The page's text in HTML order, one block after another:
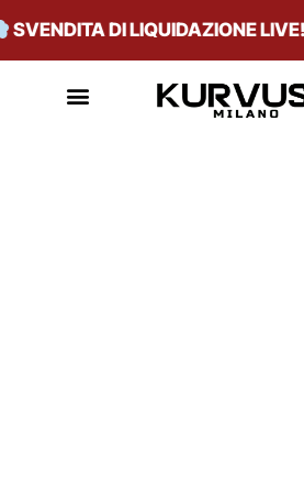
SVENDITA DI LIQUIDAZIONE LIVE!